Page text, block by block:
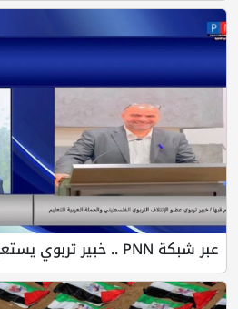
عبر شبكة PNN .. خبير تربوي يستعرض واقع ...